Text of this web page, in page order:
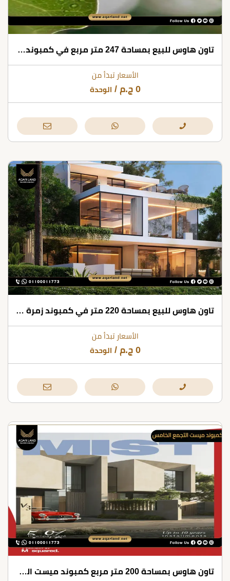
تاون هاوس للبيع بمساحة 247 متر مربع في كمبوند 97 هيلز التجمع الخامس
الأسعار تبدأ من
0 ج.م / الوحدة
تاون هاوس للبيع بمساحة 220 متر في كمبوند زمرة إيست القاهرة الجديدة
الأسعار تبدأ من
0 ج.م / الوحدة
تاون هاوس بمساحة 200 متر مربع كمبوند ميست التجمع الخامس